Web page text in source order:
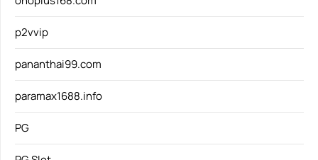
p2vvip
pananthai99.com
paramax1688.info
PG